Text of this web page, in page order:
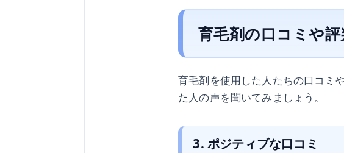
育毛剤の口コミや
育毛剤を使用した人たちの口コミ
た人の声を聞いてみましょう。
3. ポジティブな口コミ